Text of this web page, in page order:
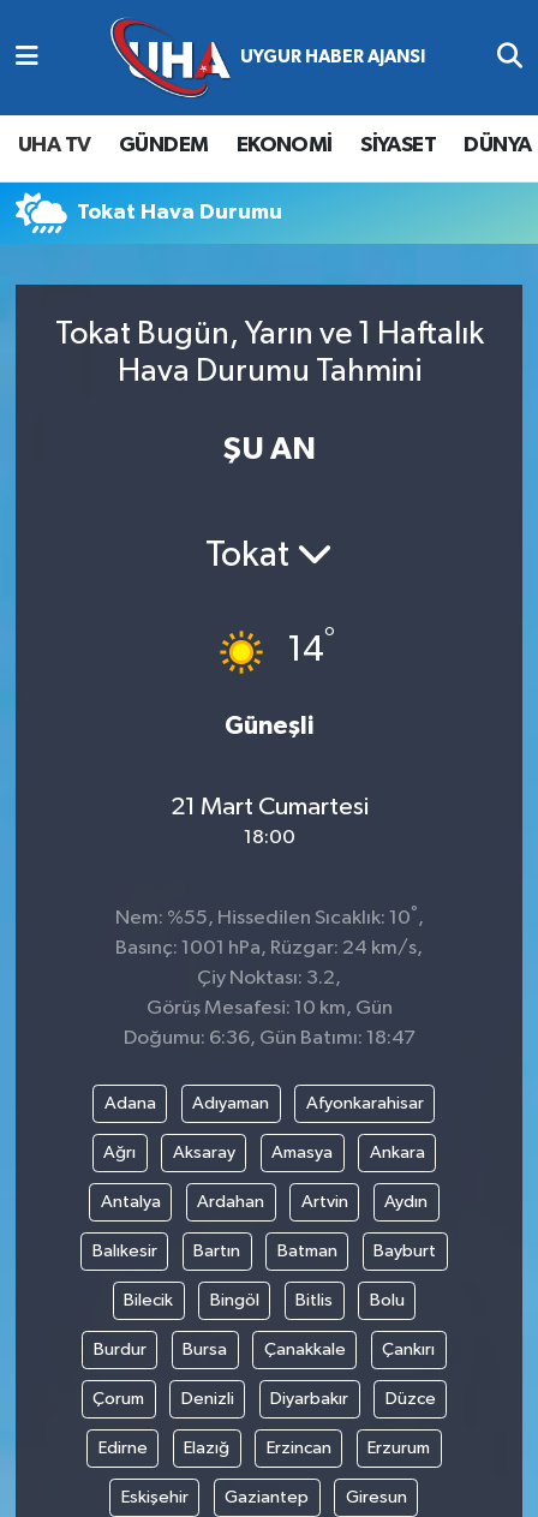
UHA TV GÜNDEM EKONOMİ SİYASET DÜNYA
Tokat Hava Durumu
Tokat Bugün, Yarın ve 1 Haftalık
Hava Durumu Tahmini
ŞU AN
Tokat
14°
Güneşli
21 Mart Cumartesi
18:00
Nem: %55, Hissedilen Sıcaklık: 10° ,
Basınç: 1001 hPa, Rüzgar: 24 km/s,
Çiy Noktası: 3.2,
Görüş Mesafesi: 10 km, Gün
Doğumu: 6:36, Gün Batımı: 18:47
Adana Adıyaman Afyonkarahisar
Ağrı Aksaray Amasya Ankara
Antalya Ardahan Artvin Aydın
Balıkesir Bartın Batman Bayburt
Bilecik Bingöl Bitlis Bolu
Burdur Bursa Çanakkale Çankırı
Çorum Denizli Diyarbakır Düzce
Edirne Elazığ Erzincan Erzurum
Eskişehir Gaziantep Giresun
Abone Ol
Gündem
Ekonomi
Siyaset
Nöbetçi Eczaneler
Hava Durumu
Namaz Vakitleri
Süper Lig Puan Durumu ve Fikstür
Son Dakika Haberleri